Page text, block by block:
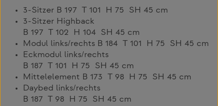
3-Sitzer B 197 T 101 H 75 SH 45 cm
3-Sitzer Highback
B 197 T 102 H 104 SH 45 cm
Modul links/rechts B 184 T 101 H 75 SH 45 cm
Eckmodul links/rechts
B 187 T 101 H 75 SH 45 cm
Mittelelement B 173 T 98 H 75 SH 45 cm
Daybed links/rechts
B 187 T 98 H 75 SH 45 cm